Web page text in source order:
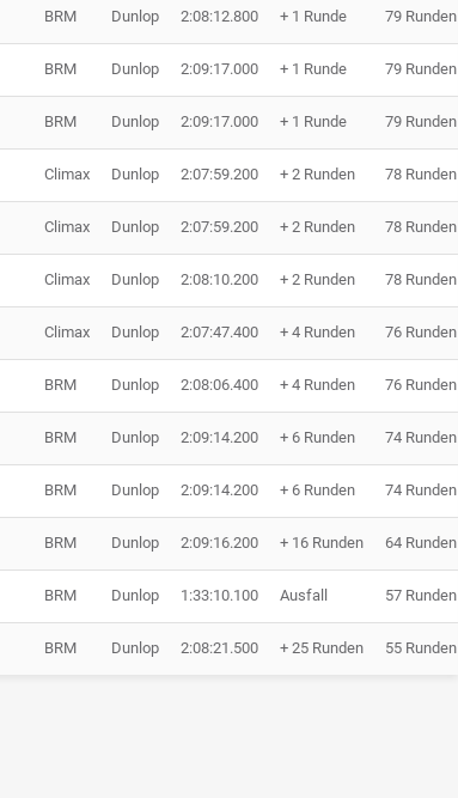
BRM Dunlop 2:08:12.800 + 1 Runde 79 Runden
BRM Dunlop 2:09:17.000 + 1 Runde 79 Runden
BRM Dunlop 2:09:17.000 + 1 Runde 79 Runden
Climax Dunlop 2:07:59.200 + 2 Runden 78 Runden
Climax Dunlop 2:07:59.200 + 2 Runden 78 Runden
Climax Dunlop 2:08:10.200 + 2 Runden 78 Runden
Climax Dunlop 2:07:47.400 + 4 Runden 76 Runden
BRM Dunlop 2:08:06.400 + 4 Runden 76 Runden
BRM Dunlop 2:09:14.200 + 6 Runden 74 Runden
BRM Dunlop 2:09:14.200 + 6 Runden 74 Runden
BRM Dunlop 2:09:16.200 + 16 Runden 64 Runden
BRM Dunlop 1:33:10.100 Ausfall 57 Runden
BRM Dunlop 2:08:21.500 + 25 Runden 55 Runden